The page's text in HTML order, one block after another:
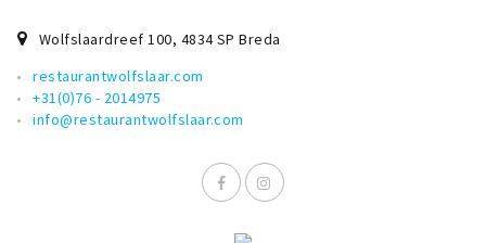
Wolfslaardreef 100, 4834 SP Breda
restaurantwolfslaar.com
+31(0)76 - 2014975
info@restaurantwolfslaar.com